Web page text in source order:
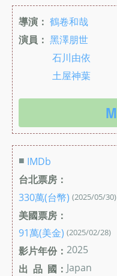
導演： 鶴卷和哉
演員： 黑澤朋世
石川由依
土屋神葉
■ IMDb
台北票房：
330萬(台幣) (2025/05/30)
美國票房：
91萬(美金) (2025/02/28)
影片年份： 2025
出 品 國： Japan